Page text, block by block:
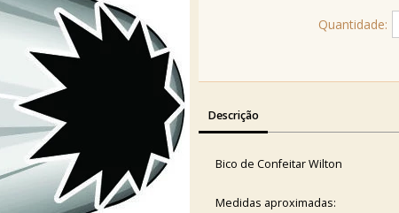
Quantidade:
Descrição
Bico de Confeitar Wilton
Medidas aproximadas: